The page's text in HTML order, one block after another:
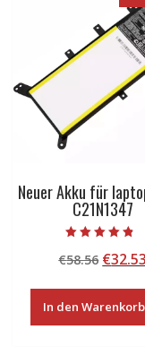
Neuer Akku für
C21N1347
4.50
von 5
€58.56
war:
€58.56
€32.53
In den Warenkorb